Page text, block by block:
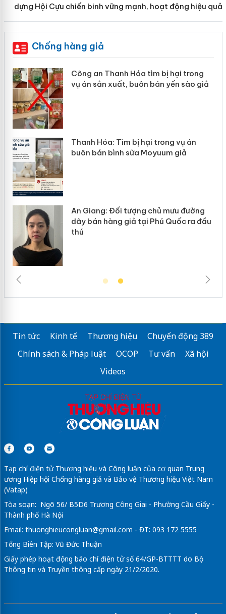
dựng Hội Cựu chiến binh vững mạnh, hoạt động hiệu quả
Chống hàng giả
Công an Thanh Hóa tìm bị hại trong
vụ án sản xuất, buôn bán yến sào giả
Thanh Hóa: Tìm bị hại trong vụ án
buôn bán bình sữa Moyuum giả
An Giang: Đối tượng chủ mưu đường
dây bán hàng giả tại Phú Quốc ra đầu
thú
Tin tức Kinh tế Thương hiệu
Chuyển động 389
Chính sách & Pháp luật
OCOP Tư vấn
Xã hội
Videos
Tạp chí điện tử Thương hiệu và Công luận của cơ quan Trung
ương Hiệp hội Chống hàng giả và Bảo vệ Thương hiệu Việt Nam
(Vatap)
Tòa soạn: Ngõ 56/ B5D6 Trương Công Giai - Phường Cầu Giấy -
Thành phố Hà Nội
Email: thuonghieucongluan@gmail.com - ĐT: 093 172 5555
Tổng Biên Tập: Vũ Đức Thuận
Giấy phép hoạt động báo chí điện tử số 64/GP-BTTTT do Bộ
Thông tin và Truyền thông cấp ngày 21/2/2020.